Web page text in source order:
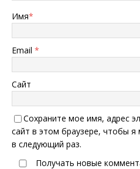
Имя*
Email *
Сайт
Сохраните мое имя, адрес
сайт в этом браузере, чтобы
в следующий раз.
Получать новые